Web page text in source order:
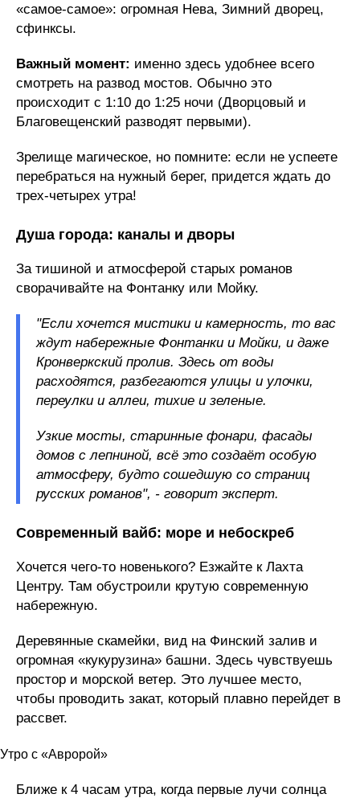
«самое-самое»: огромная Нева, Зимний дворец,
сфинксы.
Важный момент: именно здесь удобнее всего
смотреть на развод мостов. Обычно это
происходит с 1:10 до 1:25 ночи (Дворцовый и
Благовещенский разводят первыми).
Зрелище магическое, но помните: если не успеете
перебраться на нужный берег, придется ждать до
трех-четырех утра!
Душа города: каналы и дворы
За тишиной и атмосферой старых романов
сворачивайте на Фонтанку или Мойку.
"Если хочется мистики и камерность, то вас
ждут набережные Фонтанки и Мойки, и даже
Кронверкский пролив. Здесь от воды
расходятся, разбегаются улицы и улочки,
переулки и аллеи, тихие и зеленые.
Узкие мосты, старинные фонари, фасады
домов с лепниной, всё это создаёт особую
атмосферу, будто сошедшую со страниц
русских романов", - говорит эксперт.
Современный вайб: море и небоскреб
Хочется чего-то новенького? Езжайте к Лахта
Центру. Там обустроили крутую современную
набережную.
Деревянные скамейки, вид на Финский залив и
огромная «кукурузина» башни. Здесь чувствуешь
простор и морской ветер. Это лучшее место,
чтобы проводить закат, который плавно перейдет в
рассвет.
Утро с «Авророй»
Ближе к 4 часам утра, когда первые лучи солнца